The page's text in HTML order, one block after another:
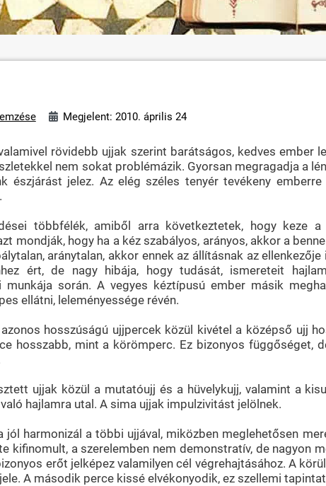
Megjelent: 2010. április 24
rövidebb ujjak szerint barátságos, kedves ember
nem sokat problémázik. Gyorsan megragadja a
észjárást jelez. Az elég széles tenyér tevékeny
többfélék, amiből arra következtetek, hogy keze
mondják, hogy ha a kéz szabályos, arányos, akkor a
aránytalan, akkor ennek az állításnak az
ért, de nagy hibája, hogy tudását, ismereteit
munkája során. A vegyes kéztípusú ember másik
ellátni, leleményessége révén.
hosszúságú ujjpercek közül kivétel a középső ujj
hosszabb, mint a körömperc. Ez bizonyos függőséget,
ujjak közül a mutatóujj és a hüvelykujj, valamint a
hajlamra utal. A sima ujjak impulzivitást jelölnek.
jól harmonizál a többi ujjával, miközben meglehetősen
kifinomult, a szerelemben nem demonstratív, de nagyon
erőt jelképez valamilyen cél végrehajtásához. A
A második perce kissé elvékonyodik, ez szellemi